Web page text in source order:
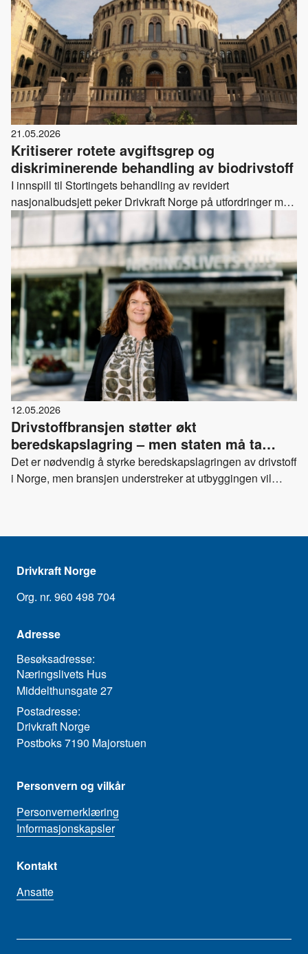
21.05.2026
Kritiserer rotete avgiftsgrep og
diskriminerende behandling av biodrivstoff
I innspill til Stortingets behandling av revidert
nasjonalbudsjett peker Drivkraft Norge på utfordringer med
midlertidige avgiftsendringer og behovet for mer treffsikre
rammevilkår for energi og klima.
12.05.2026
Drivstoffbransjen støtter økt
beredskapslagring – men staten må ta
ansvar
Det er nødvendig å styrke beredskapslagringen av drivstoff
i Norge, men bransjen understreker at utbyggingen vil
Drivkraft Norge
Org. nr. 960 498 704
Adresse
Besøksadresse:
Næringslivets Hus
Middelthunsgate 27
Postadresse:
Drivkraft Norge
Postboks 7190 Majorstuen
Personvern og vilkår
Personvernerklæring
Informasjonskapsler
Kontakt
Ansatte